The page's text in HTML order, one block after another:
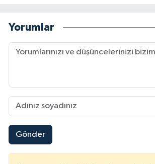
Yorumlar
Gönder